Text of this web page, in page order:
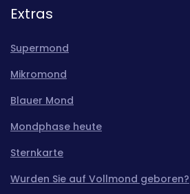
Extras
Supermond
Mikromond
Blauer Mond
Mondphase heute
Sternkarte
Wurden Sie auf Vollmond geboren?